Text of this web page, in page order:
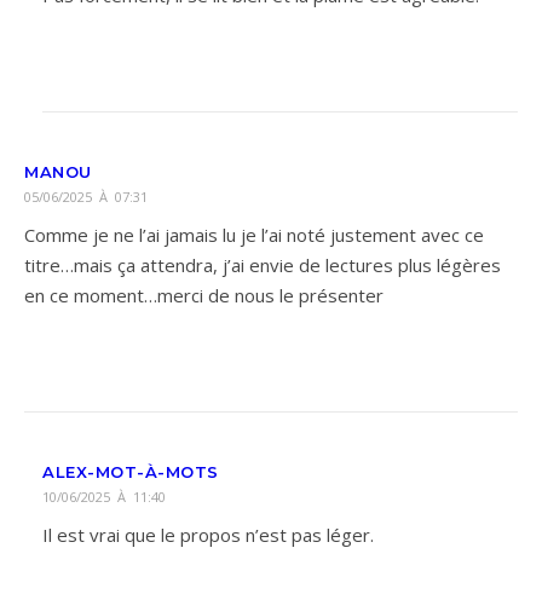
MANOU
05/06/2025 À 07:31
Comme je ne l’ai jamais lu je l’ai noté justement avec ce
titre…mais ça attendra, j’ai envie de lectures plus légères
en ce moment…merci de nous le présenter
ALEX-MOT-À-MOTS
10/06/2025 À 11:40
Il est vrai que le propos n’est pas léger.